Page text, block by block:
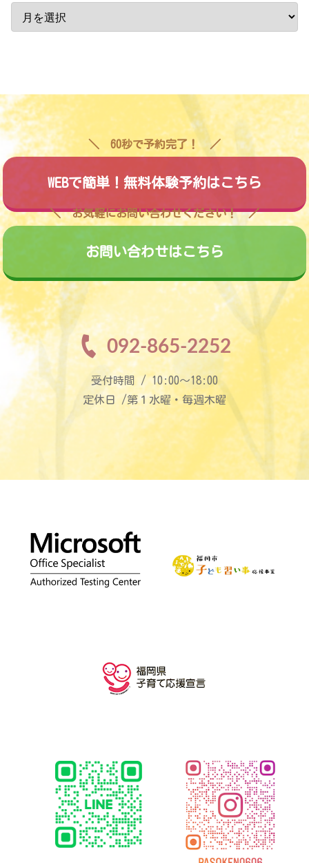
60秒で予約完了！
WEBで簡単！無料体験予約はこちら
お気軽にお問い合わせください！
お問い合わせはこちら
092-865-2252
受付時間 / 10:00〜18:00
定休日 /第１水曜・毎週木曜